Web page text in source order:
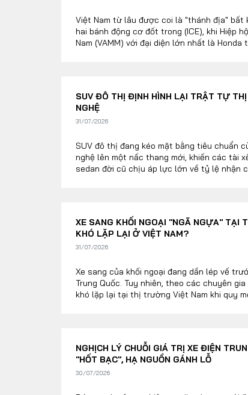
Việt Nam từ lâu được coi là "thánh địa" bất
hai bánh động cơ đốt trong (ICE), khi Hiệp
Nam (VAMM) với đại diện lớn nhất là
SUV ĐÔ THỊ ĐỊNH HÌNH LẠI TRẬT TỰ THỊ
NGHỆ
31/07/2026
SUV đô thị đang kéo mặt bằng tiêu chuẩn
nghệ lên một nấc thang mới, khiến các tài
sedan đời cũ chịu áp lực lớn về tỷ lệ nhận
XE SANG KHỐI NGOẠI "NGÃ NGỰA" TẠI
KHÓ LẶP LẠI Ở VIỆT NAM?
31/07/2026
Xe sang của khối ngoại đang dần lép vế
Trung Quốc. Tuy nhiên, theo các chuyên
khó lặp lại tại thị trường Việt Nam khi quy
NGHỊCH LÝ CHUỖI GIÁ TRỊ XE ĐIỆN
"HỐT BẠC", HẠ NGUỒN GÁNH LỖ
30/07/2026